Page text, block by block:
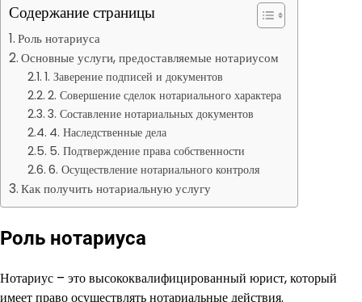
Содержание страницы
Роль нотариуса
Основные услуги, предоставляемые нотариусом
1. Заверение подписей и документов
2. Совершение сделок нотариального характера
3. Составление нотариальных документов
4. Наследственные дела
5. Подтверждение права собственности
6. Осуществление нотариального контроля
Как получить нотариальную услугу
Роль нотариуса
Нотариус – это высококвалифицированный юрист, который
имеет право осуществлять нотариальные действия.